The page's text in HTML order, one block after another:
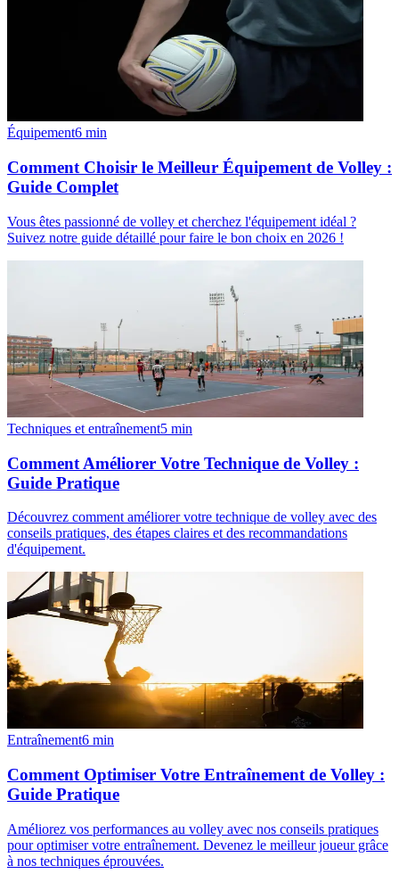
Équipement6 min
Comment Choisir le Meilleur Équipement de Volley :
Guide Complet
Vous êtes passionné de volley et cherchez l'équipement idéal ?
Suivez notre guide détaillé pour faire le bon choix en 2026 !
Techniques et entraînement5 min
Comment Améliorer Votre Technique de Volley :
Guide Pratique
Découvrez comment améliorer votre technique de volley avec des
conseils pratiques, des étapes claires et des recommandations
d'équipement.
Entraînement6 min
Comment Optimiser Votre Entraînement de Volley :
Guide Pratique
Améliorez vos performances au volley avec nos conseils pratiques
pour optimiser votre entraînement. Devenez le meilleur joueur grâce
à nos techniques éprouvées.